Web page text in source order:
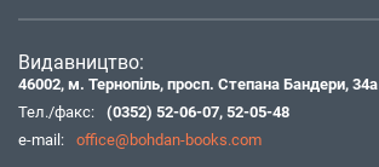
Видавництво:
46002, м. Тернопіль, просп. Степана Бандери, 34а
Тел./факс:
(0352) 52-06-07, 52-05-48
e-mail:
office@bohdan-books.com